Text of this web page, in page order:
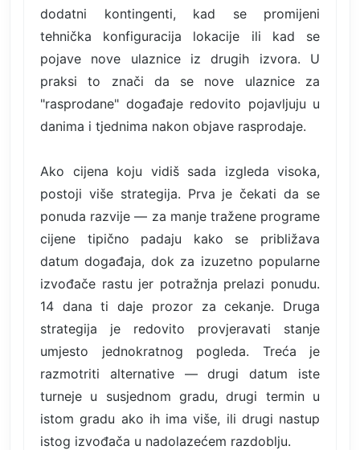
dodatni kontingenti, kad se promijeni
tehnička konfiguracija lokacije ili kad se
pojave nove ulaznice iz drugih izvora. U
praksi to znači da se nove ulaznice za
"rasprodane" događaje redovito pojavljuju u
danima i tjednima nakon objave rasprodaje.
Ako cijena koju vidiš sada izgleda visoka,
postoji više strategija. Prva je čekati da se
ponuda razvije — za manje tražene programe
cijene tipično padaju kako se približava
datum događaja, dok za izuzetno popularne
izvođače rastu jer potražnja prelazi ponudu.
14 dana ti daje prozor za cekanje. Druga
strategija je redovito provjeravati stanje
umjesto jednokratnog pogleda. Treća je
razmotriti alternative — drugi datum iste
turneje u susjednom gradu, drugi termin u
istom gradu ako ih ima više, ili drugi nastup
istog izvođača u nadolazećem razdoblju.